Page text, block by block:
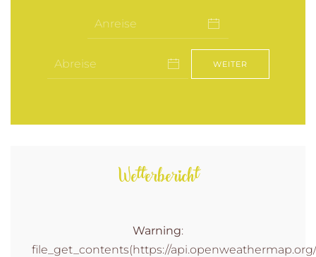
WEITER
Wetterbericht
Warning:
file_get_contents(https://